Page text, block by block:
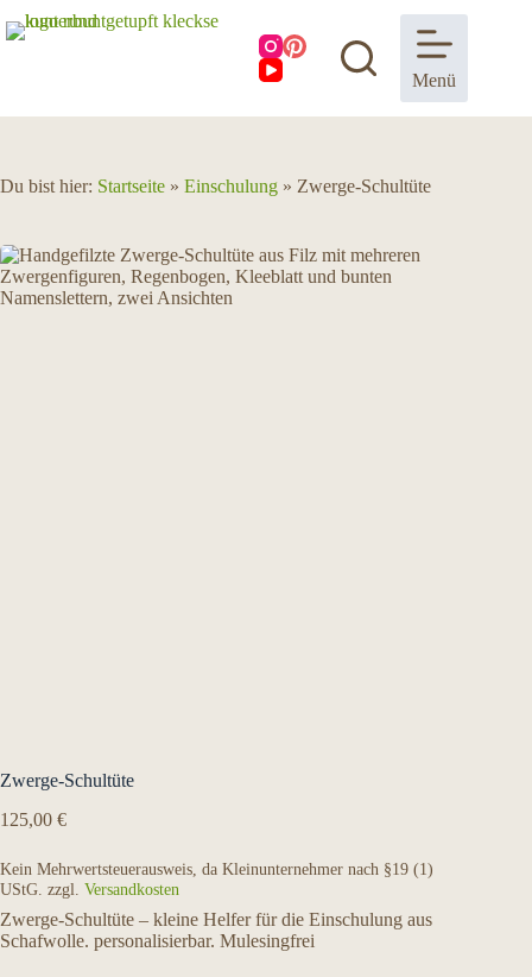
Inhalt
Menü
Du bist hier: Startseite » Einschulung » Zwerge-Schultüte
Zwerge-Schultüte
125,00 €
Kein Mehrwertsteuerausweis, da Kleinunternehmer nach §19 (1)
UStG. zzgl. Versandkosten
Zwerge-Schultüte – kleine Helfer für die Einschulung aus
Schafwolle. personalisierbar. Mulesingfrei